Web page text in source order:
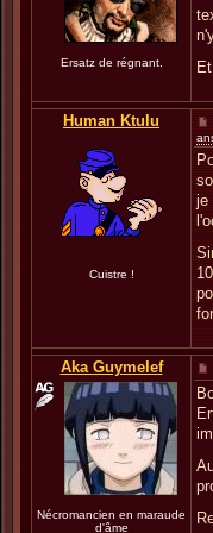
Ersatz de régnant.
Human Ktulu
Cuistre !
je
Aka Guymelef
Nécromancien en maraude
d'âme